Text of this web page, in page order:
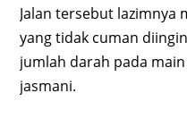
Jalan tersebut lazimnya
yang tidak cuman
jumlah darah pada
jasmani.